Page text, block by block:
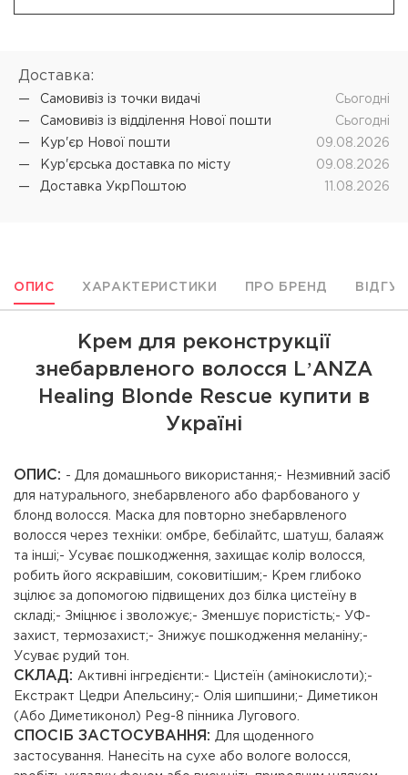
Доставка:
Самовивіз iз точки видачі
Cьогодні
Самовивіз iз відділення Нової пошти
Cьогодні
Кур'єр Нової пошти
09.08.2026
Кур'єрська доставка по місту
09.08.2026
Доставка УкрПоштою
11.08.2026
ОПИС ХАРАКТЕРИСТИКИ ПРО БРЕНД
Крем для реконструкції
знебарвленого волосся LʼANZA
Healing Blonde Rescue купити в
Україні
ОПИС: - Для домашнього використання;- Незмивний засіб
для натурального, знебарвленого або фарбованого у
блонд волосся. Маска для повторно знебарвленого
волосся через техніки: омбре, бебілайтс, шатуш, балаяж
та інші;- Усуває пошкодження, захищає колір волосся,
робить його яскравішим, соковитішим;- Крем глибоко
зцілює за допомогою підвищених доз білка цистеїну в
складі;- Зміцнює і зволожує;- Зменшує пористість;- УФ-
захист, термозахист;- Знижує пошкодження меланіну;-
Усуває рудий тон.
СКЛАД: Активні інгредієнти:- Цистеїн (амінокислоти);-
Екстракт Цедри Апельсину;- Олія шипшини;- Диметикон
(Або Диметиконол) Peg-8 пінника Лугового.
СПОСІБ ЗАСТОСУВАННЯ: Для щоденного
застосування. Нанесіть на сухе або вологе волосся,